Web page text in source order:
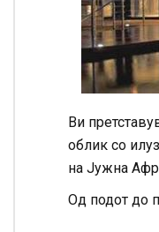
Ви
облик со
на Јужна
Од подот до